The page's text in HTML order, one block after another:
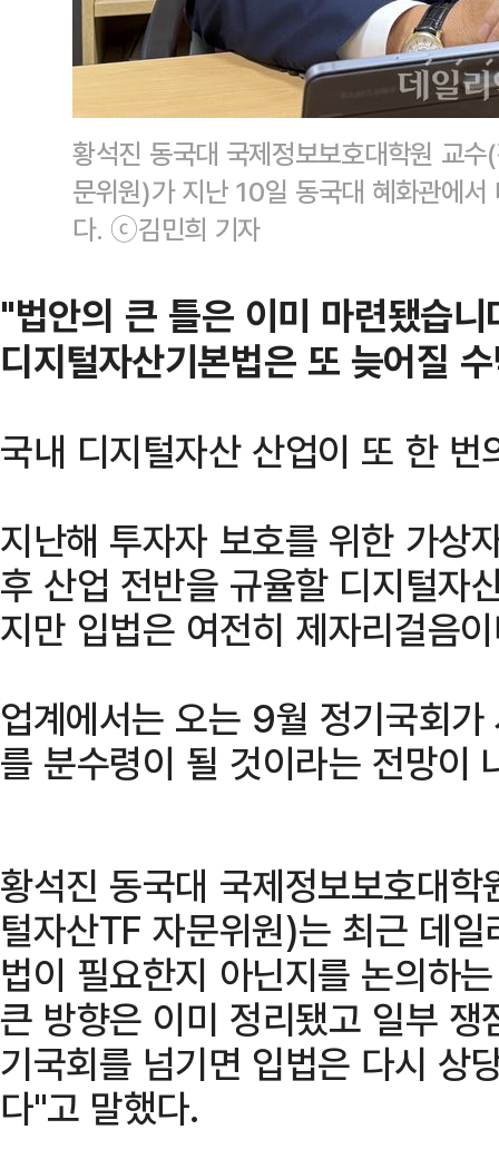
황석진 동국대 국제정보보호대학원 교
문위원)가 지난 10일 동국대 혜화관에
다. ⓒ김민희 기자
"법안의 큰 틀은 이미 마련됐습
디지털자산기본법은 또 늦어질
국내 디지털자산 산업이 또 한 번
지난해 투자자 보호를 위한 가상
후 산업 전반을 규율할 디지털자
지만 입법은 여전히 제자리걸음
업계에서는 오는 9월 정기국회
를 분수령이 될 것이라는 전망이
황석진 동국대 국제정보보호대
털자산TF 자문위원)는 최근 데
법이 필요한지 아닌지를 논의하
큰 방향은 이미 정리됐고 일부
기국회를 넘기면 입법은 다시 상
다"고 말했다.